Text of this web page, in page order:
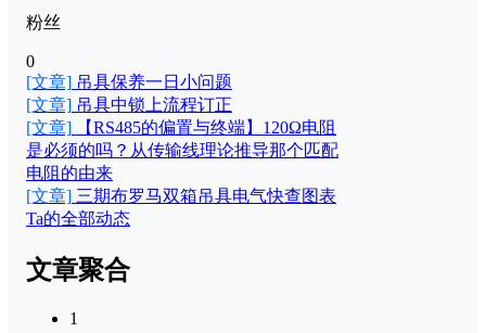
粉丝
0
[文章] 吊具保养一日小问题
[文章] 吊具中锁上流程订正
[文章] 【RS485的偏置与终端】120Ω电阻
是必须的吗？从传输线理论推导那个匹配
电阻的由来
[文章] 三期布罗马双箱吊具电气快查图表
Ta的全部动态
文章聚合
1